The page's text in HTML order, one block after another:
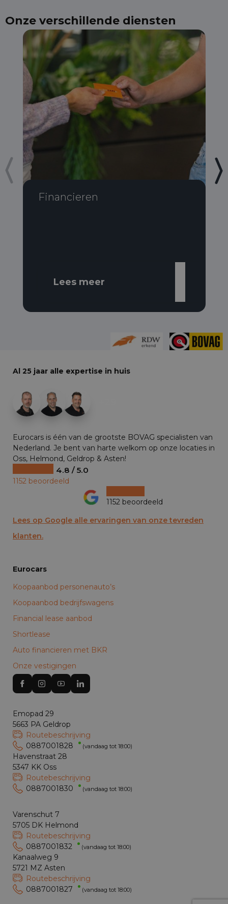
Onze verschillende diensten
Financieren
Lees meer
Al 25 jaar alle expertise in huis
Eurocars is één van de grootste BOVAG specialisten van
Nederland. Je bent van harte welkom op onze locaties in
Oss, Helmond, Geldrop & Asten!
4.8 / 5.0
1152 beoordeeld
1152 beoordeeld
Lees op Google alle ervaringen van onze tevreden
klanten.
Eurocars
Koopaanbod personenauto’s
Koopaanbod bedrijfswagens
Financial lease aanbod
Shortlease
Auto financieren met BKR
Onze vestigingen
Emopad 29
5663 PA Geldrop
Routebeschrijving
0887001828
(vandaag tot 18:00)
Havenstraat 28
5347 KK Oss
Routebeschrijving
0887001830
(vandaag tot 18:00)
Varenschut 7
5705 DK Helmond
Routebeschrijving
0887001832
(vandaag tot 18:00)
Kanaalweg 9
5721 MZ Asten
Routebeschrijving
0887001827
(vandaag tot 18:00)